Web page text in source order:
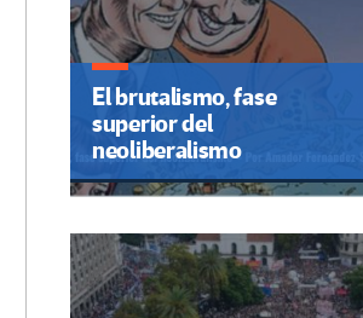
El brutalismo, fase
superior del
neoliberalismo